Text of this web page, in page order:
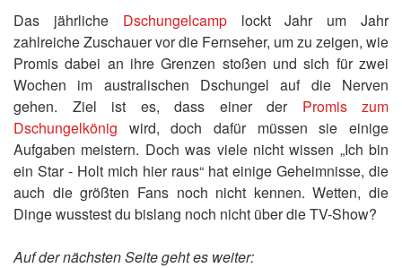
Das jährliche Dschungelcamplockt Jahr um Jahr
zahlreiche Zuschauer vor die Fernseher, um zu zeigen, wie
Promis dabei an ihre Grenzen stoßen und sich für zwei
Wochen im australischen Dschungel auf die Nerven
gehen. Ziel ist es, dass einer der Promis zum
Dschungelkönig wird, doch dafür müssen sie einige
Aufgaben meistern. Doch was viele nicht wissen „Ich bin
ein Star - Holt mich hier raus“ hat einige Geheimnisse, die
auch die größten Fans noch nicht kennen. Wetten, die
Dinge wusstest du bislang noch nicht über die TV-Show?
Auf der nächsten Seite geht es weiter: